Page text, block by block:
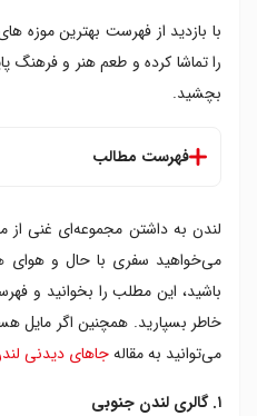
با بازدید از فهرست بهترین موزه
را تماشا کرده و طعم هنر و فرهنگ
بچشید.
فهرست مطالب
۲. موزه ویکتوریا و آلبرت
۳. مجموعه والاس
۴. گالری ساعتچی
۸. گالری ملی
لندن به داشتن مجموعه‌ای غنی از
می‌خواهید سفری با حال و هوای
باشید، این مطلب را بخوانید و
خاطر بسپارید. همچنین اگر مایل
می‌توانید به مقالهجاهای دیدنی
۱. گالری لندن جنوبی